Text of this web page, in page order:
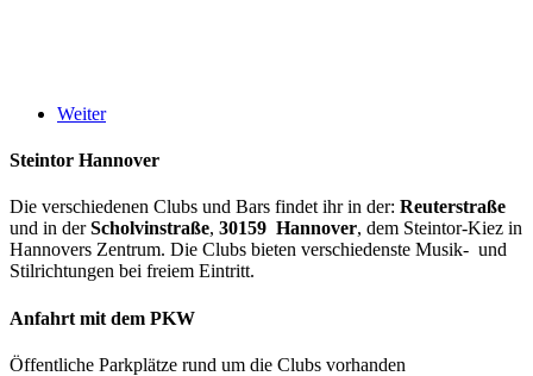
Weiter
Steintor Hannover
Die verschiedenen Clubs und Bars findet ihr in der: Reuterstraße
und in derScholvinstraße, 30159 Hannover, dem Steintor-Kiez in
Hannovers Zentrum. Die Clubs bieten verschiedenste Musik- und
Stilrichtungen bei freiem Eintritt.
Anfahrt mit dem PKW
Öffentliche Parkplätze rund um die Clubs vorhanden